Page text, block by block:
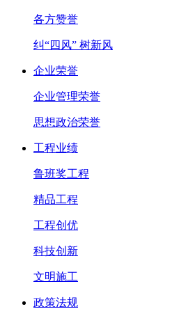
各方赞誉
纠“四风” 树新风
企业荣誉
企业管理荣誉
思想政治荣誉
工程业绩
鲁班奖工程
精品工程
工程创优
科技创新
文明施工
政策法规